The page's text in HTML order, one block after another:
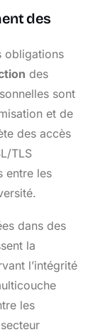
des
obligations
des
sont
et de
des accès
TLS
entre les
dans des
la
l’intégrité
les